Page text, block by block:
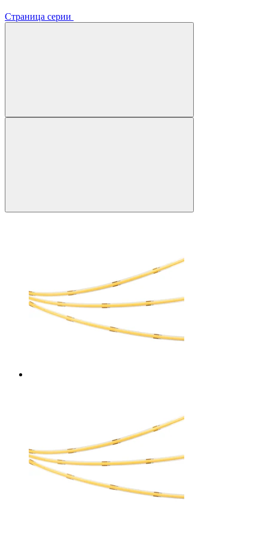
Страница серии